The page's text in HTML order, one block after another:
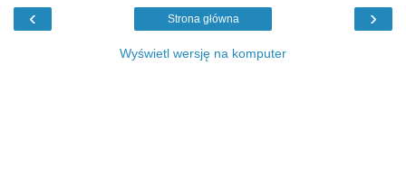
‹ ›
Strona główna
Wyświetl wersję na komputer